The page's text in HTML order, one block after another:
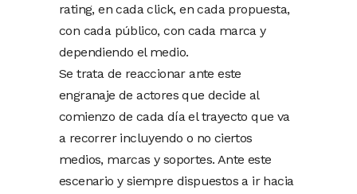
rating, en cada click, en cada propuesta,
con cada público, con cada marca y
dependiendo el medio.
Se trata de reaccionar ante este
engranaje de actores que decide al
comienzo de cada día el trayecto que va
a recorrer incluyendo o no ciertos
medios, marcas y soportes. Ante este
escenario y siempre dispuestos a ir hacia